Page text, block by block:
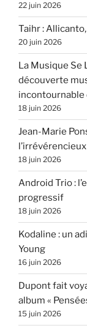
22 juin 2026
Taihr :
20 juin 2026
La Musique Se
découverte
incontournable
18 juin 2026
Jean-Marie
18 juin 2026
Android Trio :
progressif
18 juin 2026
Kodaline : un
Young
16 juin 2026
Dupont fait
album «
15 juin 2026